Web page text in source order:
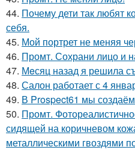
44. Почему дети так любят
себя.
45. Мой портрет не меняя
46. Промт. Сохрани лицо и
47. Мeсяц назад я решила
48. Салон работает с 4
49. В Prospect61 мы
50. Промт.
сидящей на коричневом
металлическими гвоздями